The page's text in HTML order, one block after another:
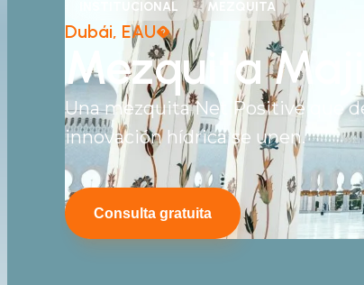
INSTITUCIONAL MEZQUITA
Dubái, EAU�
Mezquita
Una mezquita Net Positive que
innovación hídrica se unen.
Consulta gratuita